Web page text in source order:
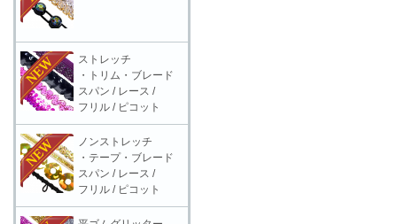
ストレッチ
・トリム・ブレード
スパン / レース /
フリル / ピコット
ノンストレッチ
・テープ・ブレード
スパン / レース /
フリル / ピコット